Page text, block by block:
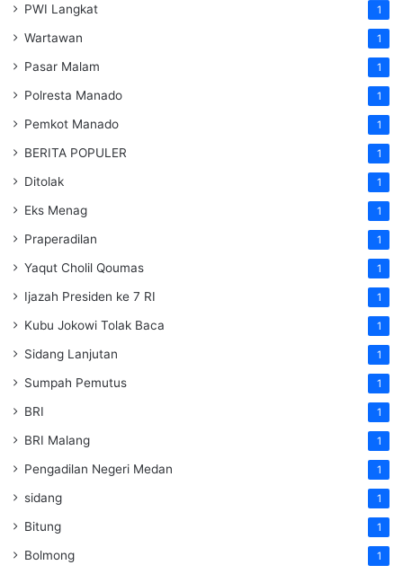
PWI Langkat 1
Wartawan 1
Pasar Malam 1
Polresta Manado 1
Pemkot Manado 1
BERITA POPULER 1
Ditolak 1
Eks Menag 1
Praperadilan 1
Yaqut Cholil Qoumas 1
Ijazah Presiden ke 7 RI 1
Kubu Jokowi Tolak Baca 1
Sidang Lanjutan 1
Sumpah Pemutus 1
BRI 1
BRI Malang 1
Pengadilan Negeri Medan 1
sidang 1
Bitung 1
Bolmong 1